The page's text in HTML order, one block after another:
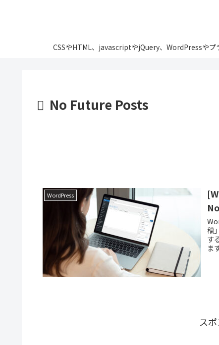
CSSやHTML、javascriptやjQuery、WordPressやプ
No Future Posts
WordPress
稿
す
ま
ス